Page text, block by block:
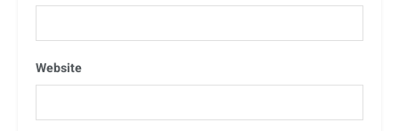
Website